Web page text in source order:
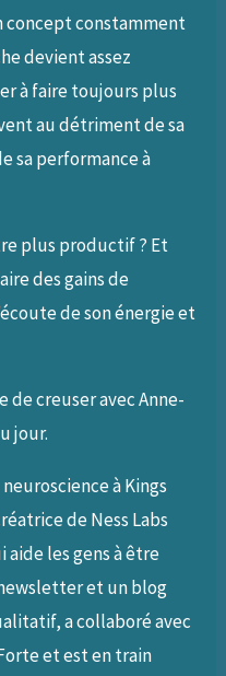
concept constamment
devient assez
à faire toujours plus
au détriment de sa
sa performance à
plus productif ? Et
des gains de
de son énergie et
de creuser avec Anne-
jour.
à Kings
de Ness Labs
les gens à être
et un blog
a collaboré avec
et est en train